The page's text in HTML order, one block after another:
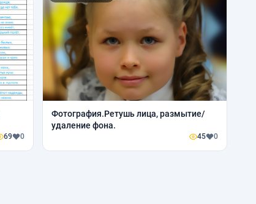
69 0
Фотография.Ретушь лица, размытие/
удаление фона.
45 0